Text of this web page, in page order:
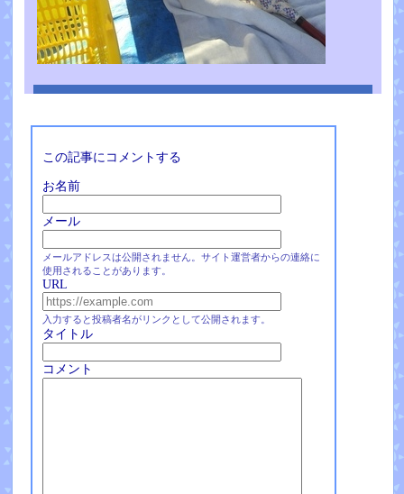
この記事にコメントする
お名前
メール
メールアドレスは公開されません。サイト運営者からの連絡に
使用されることがあります。
URL
入力すると投稿者名がリンクとして公開されます。
タイトル
コメント